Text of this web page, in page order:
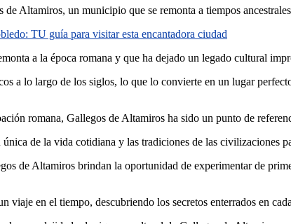
Altamiros, un municipio que se remonta a tiempos
TU guía para visitar esta encantadora ciudad
a la época romana y que ha dejado un legado cultural
a lo largo de los siglos, lo que lo convierte en un lugar
romana, Gallegos de Altamiros ha sido un punto de
de la vida cotidiana y las tradiciones de las civilizaciones
de Altamiros brindan la oportunidad de experimentar de
en el tiempo, descubriendo los secretos enterrados en